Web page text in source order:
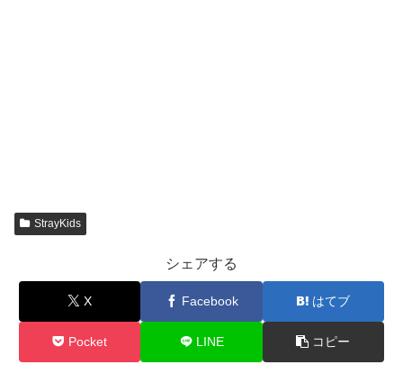
StrayKids
シェアする
X Facebook はてブ
Pocket LINE コピー